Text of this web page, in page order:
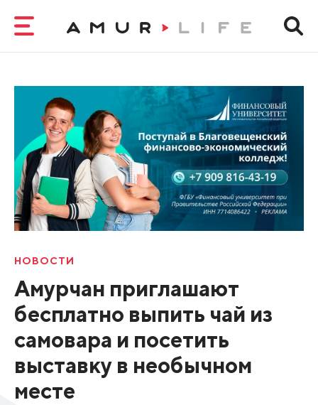
НОВОСТИ
Амурчан приглашают
бесплатно выпить чай из
самовара и посетить
выставку в необычном
месте